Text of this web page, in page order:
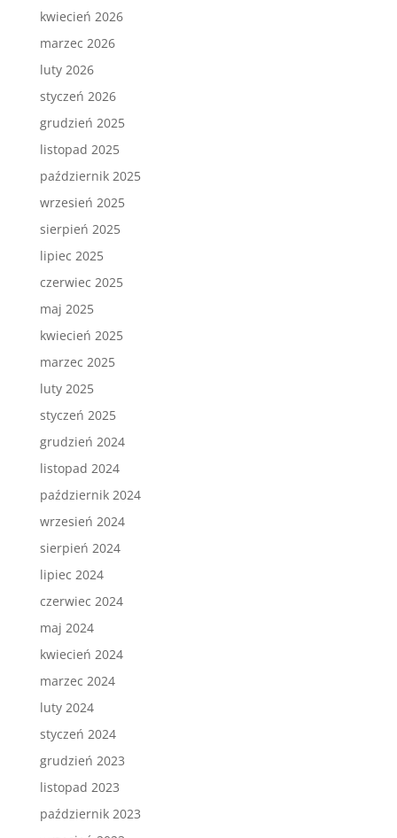
kwiecień 2026
marzec 2026
luty 2026
styczeń 2026
grudzień 2025
listopad 2025
październik 2025
wrzesień 2025
sierpień 2025
lipiec 2025
czerwiec 2025
maj 2025
kwiecień 2025
marzec 2025
luty 2025
styczeń 2025
grudzień 2024
listopad 2024
październik 2024
wrzesień 2024
sierpień 2024
lipiec 2024
czerwiec 2024
maj 2024
kwiecień 2024
marzec 2024
luty 2024
styczeń 2024
grudzień 2023
listopad 2023
październik 2023